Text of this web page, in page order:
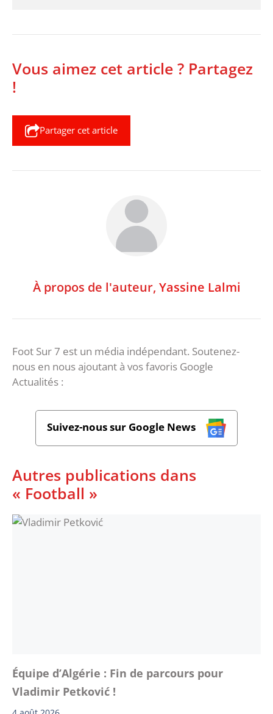
Vous aimez cet article ? Partagez
!
Partager cet article
À propos de l'auteur, Yassine Lalmi
Foot Sur 7 est un média indépendant. Soutenez-
nous en nous ajoutant à vos favoris Google
Actualités :
Suivez-nous sur Google News
Autres publications dans
« Football »
Équipe d’Algérie : Fin de parcours pour
Vladimir Petković !